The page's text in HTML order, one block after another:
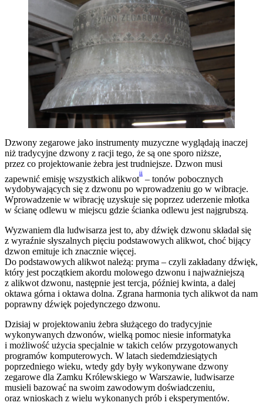
Dzwony zegarowe jako instrumenty muzyczne wyglądają inaczej
niż tradycyjne dzwony z racji tego, że są one sporo niższe,
przez co projektowanie żebra jest trudniejsze. Dzwon musi
zapewnić emisję wszystkich alikwot
ii
– tonów pobocznych
wydobywających się z dzwonu po wprowadzeniu go w wibracje.
Wprowadzenie w wibrację uzyskuje się poprzez uderzenie młotka
w ścianę odlewu w miejscu gdzie ścianka odlewu jest najgrubszą.
Wyzwaniem dla ludwisarza jest to, aby dźwięk dzwonu składał się
z wyraźnie słyszalnych pięciu podstawowych alikwot, choć bijący
dzwon emituje ich znacznie więcej.
Do podstawowych alikwot należą: pryma – czyli zakładany dźwięk,
który jest początkiem akordu molowego dzwonu i najważniejszą
z alikwot dzwonu, następnie jest tercja, później kwinta, a dalej
oktawa górna i oktawa dolna. Zgrana harmonia tych alikwot da nam
poprawny dźwięk pojedynczego dzwonu.
Dzisiaj w projektowaniu żebra służącego do tradycyjnie
wykonywanych dzwonów, wielką pomoc niesie informatyka
i możliwość użycia specjalnie w takich celów przygotowanych
programów komputerowych. W latach siedemdziesiątych
poprzedniego wieku, wtedy gdy były wykonywane dzwony
zegarowe dla Zamku Królewskiego w Warszawie, ludwisarze
musieli bazować na swoim zawodowym doświadczeniu,
oraz wnioskach z wielu wykonanych prób i eksperymentów.